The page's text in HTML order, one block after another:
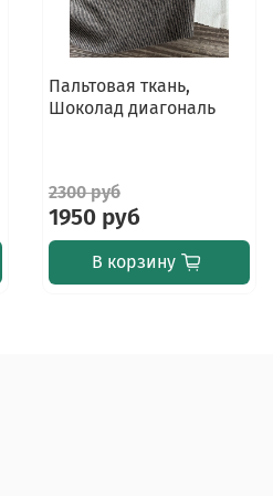
Пальтовая ткань,
Шоколад диагональ
2300 руб
1950 руб
В корзину